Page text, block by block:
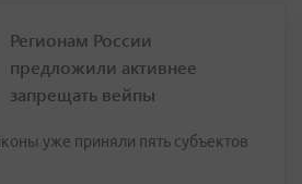
Регионам России
предложили активнее
запрещать вейпы
уже приняли пять субъектов